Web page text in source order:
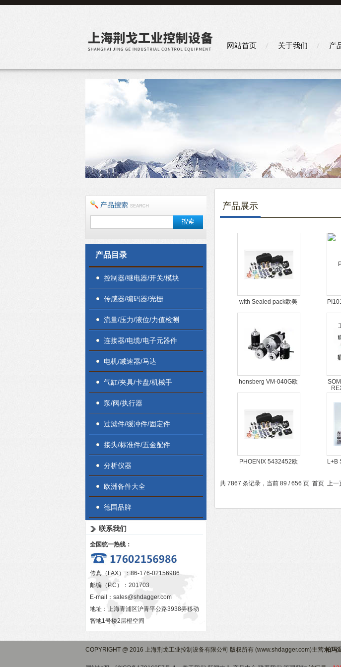
网站首页 关于我们 产
产品目录
控制器/继电器/开关/模块
传感器/编码器/光栅
流量/压力/液位/力值检测
连接器/电缆/电子元器件
电机/减速器/马达
气缸/夹具/卡盘/机械手
泵/阀/执行器
过滤件/缓冲件/固定件
接头/标准件/五金配件
分析仪器
欧洲备件大全
德国品牌
联系我们
全国统一热线：
传真（FAX）：86-176-02156986
邮编（P.C）：201703
E-mail： sales@shdagger.com
地址：上海青浦区沪青平公路3938弄移动
智地1号楼2层橙空间
产品展示
with Sealed pack欧美
工业品优势推荐EMG
品
honsberg VM-040G欧
美工业品优势推荐IGUS
美
PHOENIX 5432452欧
540030
L+B
共 7867 条记录，当前 89 / 656 页 首页 上一
COPYRIGHT @ 2016 上海荆戈工业控制设备有限公司 版权所有 (www.shdagger.com)主营:帕玛